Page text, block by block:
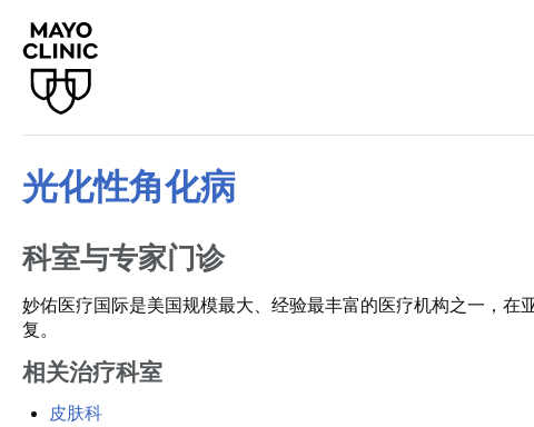
光化性角化病
科室与专家门诊
妙佑医疗国际是美国规模最大、经验最丰富的医疗机构之一，
复。
相关治疗科室
皮肤科